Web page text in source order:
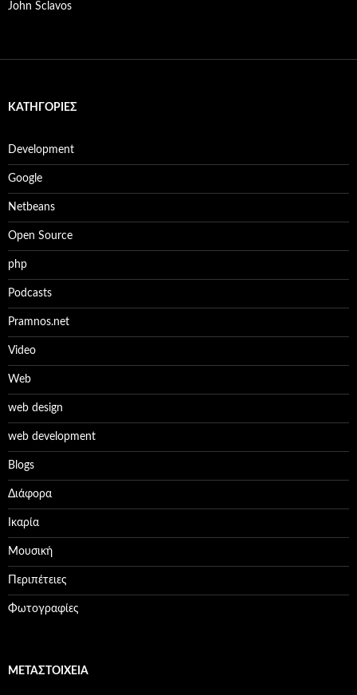
John Sclavos
KΑΤΗΓΟΡΊΕΣ
Development
Google
Netbeans
Open Source
php
Podcasts
Pramnos.net
Video
Web
web design
web development
Βlogs
Διάφορα
Ικαρία
Μουσική
Περιπέτειες
Φωτογραφίες
ΜΕΤΑΣΤΟΙΧΕΊΑ